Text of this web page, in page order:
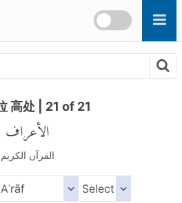
高处 | 21 of 21
الأعراف
القرآن الكريم